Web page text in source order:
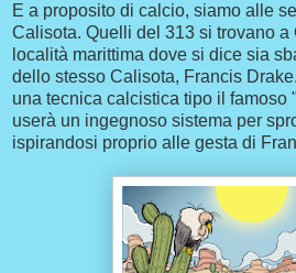
E a proposito di calcio, siamo alle
Calisota. Quelli del 313 si trovano a
località marittima dove si dice sia
dello stesso Calisota, Francis
una tecnica calcistica tipo il famoso
userà un ingegnoso sistema per
ispirandosi proprio alle gesta di